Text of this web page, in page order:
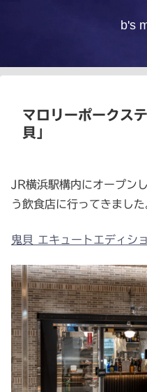
b's
マロリーポークス
貝」
JR横浜駅構内にオープン
う飲食店に行ってきました
鬼貝 エキュートエディシ